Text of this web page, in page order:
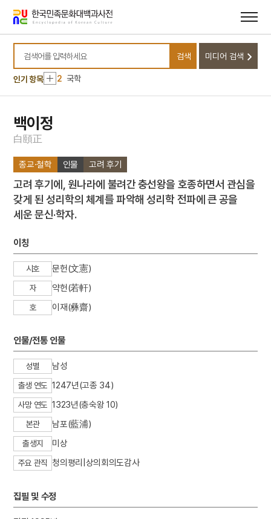
바로가기
바로가기
검색어를 입력하세요
검색 미디어 검색
인기 항목
10 능소화
1 강수
2 국학
3 금성대군
세종
8
홍대용
9
국수장국
김성수
7 세종
8
9 국수장국
10 능소화
백이정
白 頤正
종교·철학 인물 고려 후기
고려 후기에, 원나라에 불려간 충선왕을 호종하면서 관심을
갖게 된 성리학의 체계를 파악해 성리학 전파에 큰 공을
세운 문신·학자.
이칭
시호 문헌(文憲)
자 약헌(若軒)
호 이재(彝齋)
인물/전통 인물
성별 남성
출생 연도 1247년(고종 34)
사망 연도 1323년(충숙왕 10)
본관 남포(藍浦)
출생지 미상
주요 관직 청의평리|상의회의도감사
집필 및 수정